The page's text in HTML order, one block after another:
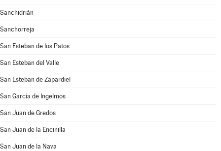
Sanchidrián
Sanchorreja
San Esteban de los Patos
San Esteban del Valle
San Esteban de Zapardiel
San García de Ingelmos
San Juan de Gredos
San Juan de la Encinilla
San Juan de la Nava